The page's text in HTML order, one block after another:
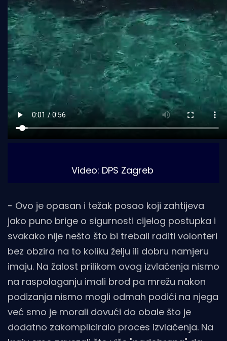
Video: DPS Zagreb
- Ovo je opasan i težak posao koji zahtijeva
jako puno brige o sigurnosti cijelog postupka i
svakako nije nešto što bi trebali raditi volonteri
bez obzira na to koliku želju ili dobru namjeru
imaju. Na žalost prilikom ovog izvlačenja nismo
na raspolaganju imali brod pa mrežu nakon
podizanja nismo mogli odmah podići na njega
već smo je morali dovući do obale što je
dodatno zakompliciralo proces izvlačenja. Na